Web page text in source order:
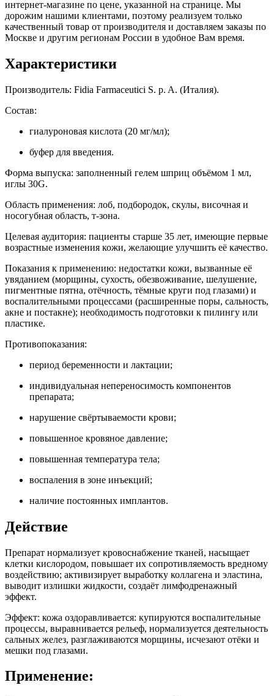
интернет-магазине по цене, указанной на странице. Мы
дорожим нашими клиентами, поэтому реализуем только
качественный товар от производителя и доставляем заказы по
Москве и другим регионам России в удобное Вам время.
Характеристики
Производитель: Fidia Farmaceutici S. p. A. (Италия).
Состав:
гиалуроновая кислота (20 мг/мл);
буфер для введения.
Форма выпуска: заполненный гелем шприц объёмом 1 мл,
иглы 30G.
Область применения: лоб, подбородок, скулы, височная и
носогубная область, т-зона.
Целевая аудитория: пациенты старше 35 лет, имеющие первые
возрастные изменения кожи, желающие улучшить её качество.
Показания к применению: недостатки кожи, вызванные её
увяданием (морщины, сухость, обезвоживание, шелушение,
пигментные пятна, отёчность, тёмные круги под глазами) и
воспалительными процессами (расширенные поры, сальность,
акне и постакне); необходимость подготовки к пилингу или
пластике.
Противопоказания:
период беременности и лактации;
индивидуальная непереносимость компонентов
препарата;
нарушение свёртываемости крови;
повышенное кровяное давление;
повышенная температура тела;
воспаления в зоне инъекций;
наличие постоянных имплантов.
Действие
Препарат нормализует кровоснабжение тканей, насыщает
клетки кислородом, повышает их сопротивляемость вредному
воздействию; активизирует выработку коллагена и эластина,
выводит излишки жидкости, создаёт лимфодренажный
эффект.
Эффект: кожа оздоравливается: купируются воспалительные
процессы, выравнивается рельеф, нормализуется деятельность
сальных желез, разглаживаются морщины, исчезают отёки и
мешки под глазами.
Применение: